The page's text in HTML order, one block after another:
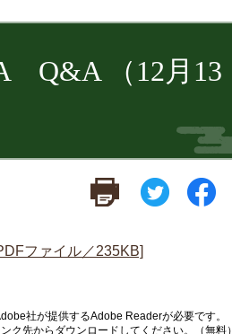
Q&A （12月13
ファイル／235KB]
社が提供するAdobe Readerが必要です。
ク先からダウンロードしてください。（無料）